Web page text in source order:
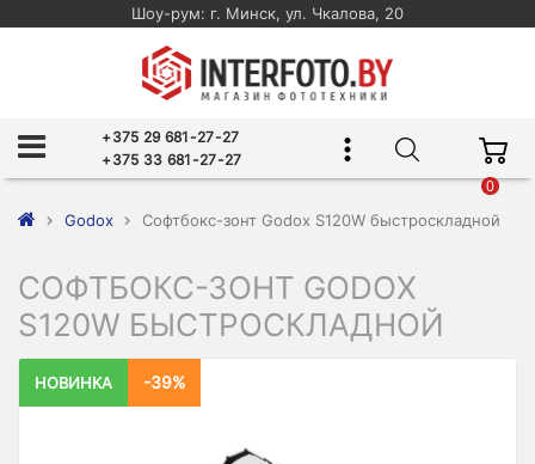
Шоу-рум: г. Минск, ул. Чкалова, 20
+375 29 681-27-27
+375 33 681-27-27
0
Godox Софтбокс-зонт Godox S120W быстроскладной
СОФТБОКС-ЗОНТ GODOX
S120W БЫСТРОСКЛАДНОЙ
НОВИНКА -39%